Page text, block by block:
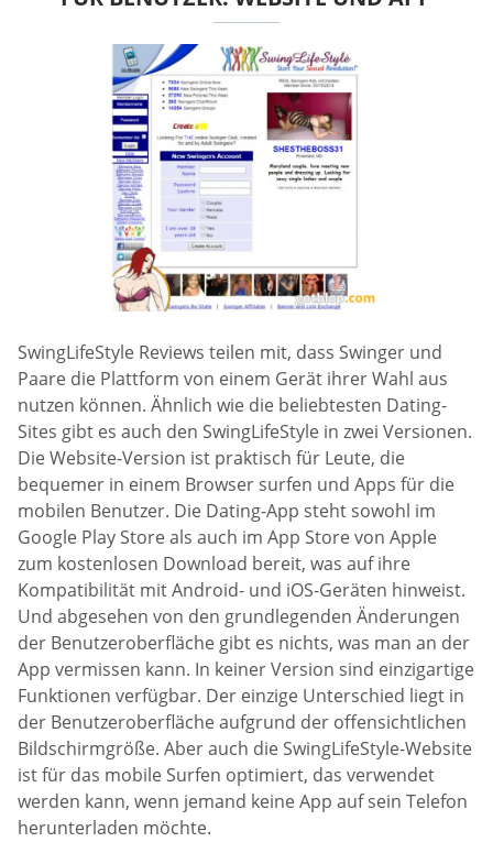
SwingLifeStyle Reviews teilen mit, dass Swinger und
Paare die Plattform von einem Gerät ihrer Wahl aus
nutzen können. Ähnlich wie die beliebtesten Dating-
Sites gibt es auch den SwingLifeStyle in zwei Versionen.
Die Website-Version ist praktisch für Leute, die
bequemer in einem Browser surfen und Apps für die
mobilen Benutzer. Die Dating-App steht sowohl im
Google Play Store als auch im App Store von Apple
zum kostenlosen Download bereit, was auf ihre
Kompatibilität mit Android- und iOS-Geräten hinweist.
Und abgesehen von den grundlegenden Änderungen
der Benutzeroberfläche gibt es nichts, was man an der
App vermissen kann. In keiner Version sind einzigartige
Funktionen verfügbar. Der einzige Unterschied liegt in
der Benutzeroberfläche aufgrund der offensichtlichen
Bildschirmgröße. Aber auch die SwingLifeStyle-Website
ist für das mobile Surfen optimiert, das verwendet
werden kann, wenn jemand keine App auf sein Telefon
herunterladen möchte.